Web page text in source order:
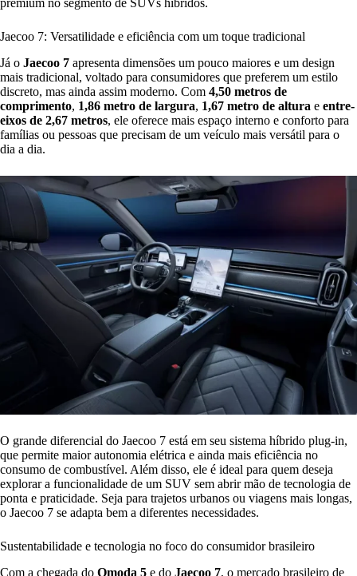
premium no segmento de SUVs híbridos.
Jaecoo 7: Versatilidade e eficiência com um toque tradicional
Já o Jaecoo 7 apresenta dimensões um pouco maiores e um design
mais tradicional, voltado para consumidores que preferem um estilo
discreto, mas ainda assim moderno. Com 4,50 metros de
comprimento, 1,86 metro de largura, 1,67 metro de altura e entre-
eixos de 2,67 metros, ele oferece mais espaço interno e conforto para
famílias ou pessoas que precisam de um veículo mais versátil para o
dia a dia.
O grande diferencial do Jaecoo 7 está em seu sistema híbrido plug-in,
que permite maior autonomia elétrica e ainda mais eficiência no
consumo de combustível. Além disso, ele é ideal para quem deseja
explorar a funcionalidade de um SUV sem abrir mão de tecnologia de
ponta e praticidade. Seja para trajetos urbanos ou viagens mais longas,
o Jaecoo 7 se adapta bem a diferentes necessidades.
Sustentabilidade e tecnologia no foco do consumidor brasileiro
Com a chegada do Omoda 5 e do Jaecoo 7, o mercado brasileiro de